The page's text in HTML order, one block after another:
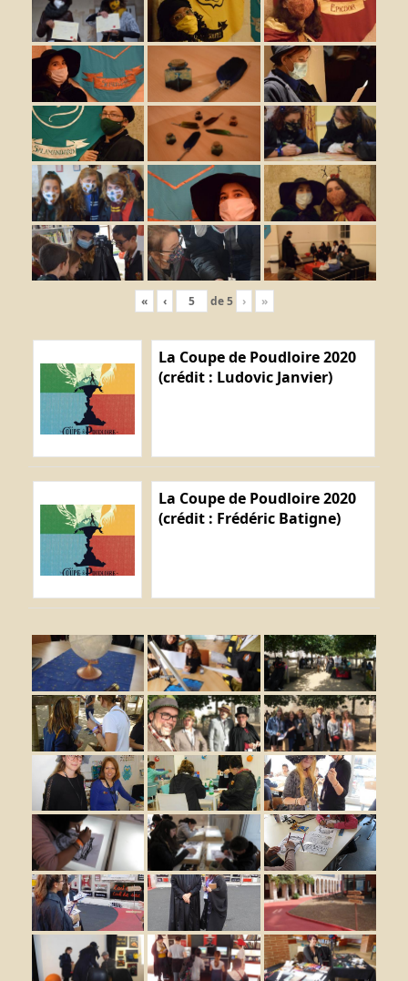
« ‹ de5 › »
La Coupe de Poudloire 2020
(crédit : Ludovic Janvier)
La Coupe de Poudloire 2020
(crédit : Frédéric Batigne)